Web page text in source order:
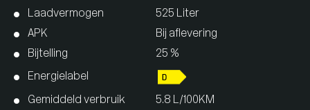
Laadvermogen
525 Liter
APK
Bij aflevering
Bijtelling
25 %
Energielabel
Gemiddeld verbruik 5.8 L/100KM